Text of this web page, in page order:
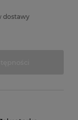
dostawy